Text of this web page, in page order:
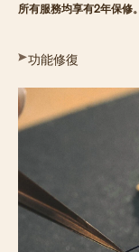
所有服務均享有2年保修。
功能修復